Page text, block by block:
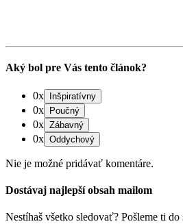
Aký bol pre Vás tento článok?
0x
0x
0x
0x
Nie je možné pridávať komentáre.
Dostávaj najlepší obsah mailom
Nestíhaš všetko sledovať? Pošleme ti